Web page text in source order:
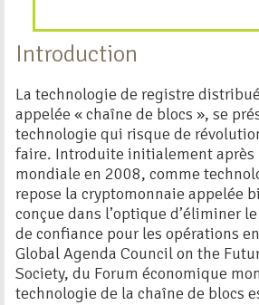
Introduction
La technologie de registre
appelée « chaîne de blocs », se
technologie qui risque de
faire. Introduite initialement après
mondiale en 2008, comme
repose la cryptomonnaie appelée
conçue dans l’optique d’éliminer
de confiance pour les opérations
Global Agenda Council on the
Society, du Forum économique
technologie de la chaîne de blocs